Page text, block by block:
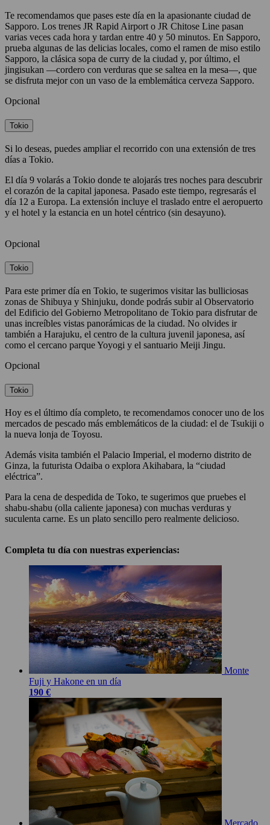
Te recomendamos que pases este día en la apasionante ciudad de
Sapporo. Los trenes JR Rapid Airport o JR Chitose Line pasan
varias veces cada hora y tardan entre 40 y 50 minutos. En Sapporo,
prueba algunas de las delicias locales, como el ramen de miso estilo
Sapporo, la clásica sopa de curry de la ciudad y, por último, el
jingisukan —cordero con verduras que se saltea en la mesa—, que
se disfruta mejor con un vaso de la emblemática cerveza Sapporo.
Opcional
Tokio
Si lo deseas, puedes ampliar el recorrido con una extensión de tres
días a Tokio.
El día 9 volarás a Tokio donde te alojarás tres noches para descubrir
el corazón de la capital japonesa. Pasado este tiempo, regresarás el
día 12 a Europa. La extensión incluye el traslado entre el aeropuerto
y el hotel y la estancia en un hotel céntrico (sin desayuno).
Opcional
Tokio
Para este primer día en Tokio, te sugerimos visitar las bulliciosas
zonas de Shibuya y Shinjuku, donde podrás subir al Observatorio
del Edificio del Gobierno Metropolitano de Tokio para disfrutar de
unas increíbles vistas panorámicas de la ciudad. No olvides ir
también a Harajuku, el centro de la cultura juvenil japonesa, así
como el cercano parque Yoyogi y el santuario Meiji Jingu.
Opcional
Tokio
Hoy es el último día completo, te recomendamos conocer uno de los
mercados de pescado más emblemáticos de la ciudad: el de Tsukiji o
la nueva lonja de Toyosu.
Además visita también el Palacio Imperial, el moderno distrito de
Ginza, la futurista Odaiba o explora Akihabara, la “ciudad
eléctrica”.
Para la cena de despedida de Toko, te sugerimos que pruebes el
shabu-shabu (olla caliente japonesa) con muchas verduras y
suculenta carne. Es un plato sencillo pero realmente delicioso.
Completa tu día con nuestras experiencias:
Monte
Fuji y Hakone en un día
190 €